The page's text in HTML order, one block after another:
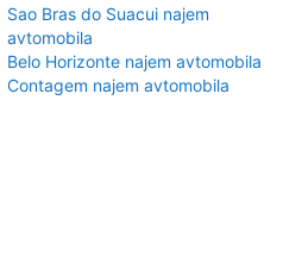
Sao Bras do Suacui najem
avtomobila
Belo Horizonte najem avtomobila
Contagem najem avtomobila